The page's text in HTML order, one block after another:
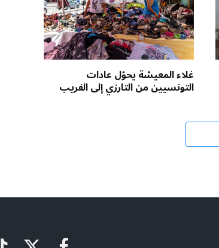
غلاء المعيشة يحوّل عادات
التونسيين من التارزي إلى الفريب